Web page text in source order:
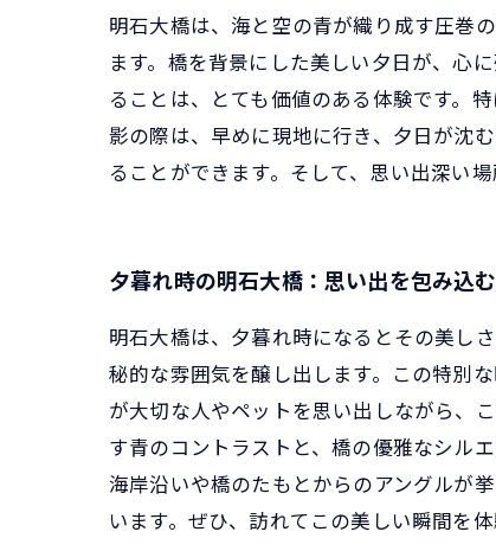
明石大橋は、海と空の青が織り成す圧巻
ます。橋を背景にした美しい夕日が、心
ることは、とても価値のある体験です。
影の際は、早めに現地に行き、夕日が沈
ることができます。そして、思い出深い
夕暮れ時の明石大橋：思い出を包み込
明石大橋は、夕暮れ時になるとその美し
秘的な雰囲気を醸し出します。この特別
が大切な人やペットを思い出しながら、
す青のコントラストと、橋の優雅なシル
海岸沿いや橋のたもとからのアングルが
います。ぜひ、訪れてこの美しい瞬間を